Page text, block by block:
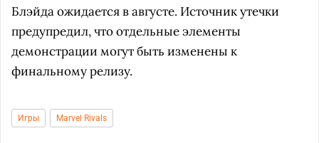
Блэйда ожидается в августе. Источник утечки
предупредил, что отдельные элементы
демонстрации могут быть изменены к
финальному релизу.
Игры Marvel Rivals